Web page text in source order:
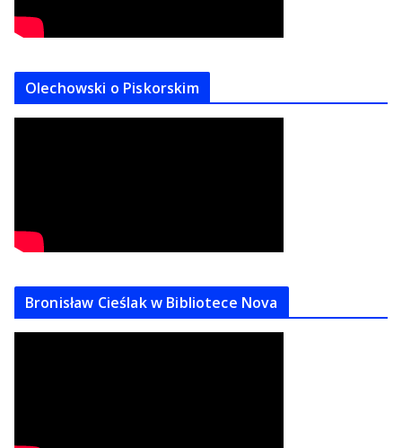
Olechowski o Piskorskim
Bronisław Cieślak w Bibliotece Nova